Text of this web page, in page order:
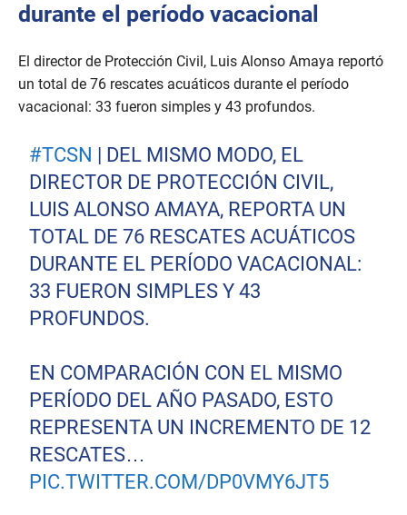
durante el período vacacional
El director de Protección Civil, Luis Alonso Amaya reportó
un total de 76 rescates acuáticos durante el período
vacacional: 33 fueron simples y 43 profundos.
#TCSN | DEL MISMO MODO, EL
DIRECTOR DE PROTECCIÓN CIVIL,
LUIS ALONSO AMAYA, REPORTA UN
TOTAL DE 76 RESCATES ACUÁTICOS
DURANTE EL PERÍODO VACACIONAL:
33 FUERON SIMPLES Y 43
PROFUNDOS.
EN COMPARACIÓN CON EL MISMO
PERÍODO DEL AÑO PASADO, ESTO
REPRESENTA UN INCREMENTO DE 12
RESCATES…
PIC.TWITTER.COM/DP0VMY6JT5